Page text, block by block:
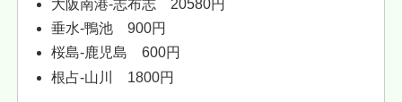
大阪南港-志布志 20580円
垂水-鴨池 900円
桜島-鹿児島 600円
根占-山川 1800円